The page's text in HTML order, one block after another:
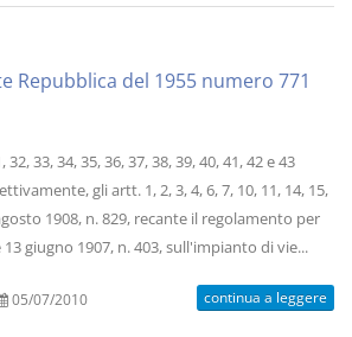
Repubblica del 1955 numero 771
33, 34, 35, 36, 37, 38, 39, 40, 41, 42 e 43
gli artt. 1, 2, 3, 4, 6, 7, 10, 11, 14, 15,
1908, n. 829, recante il regolamento per
giugno 1907, n. 403, sull'impianto di vie...
05/07/2010 continua a leggere